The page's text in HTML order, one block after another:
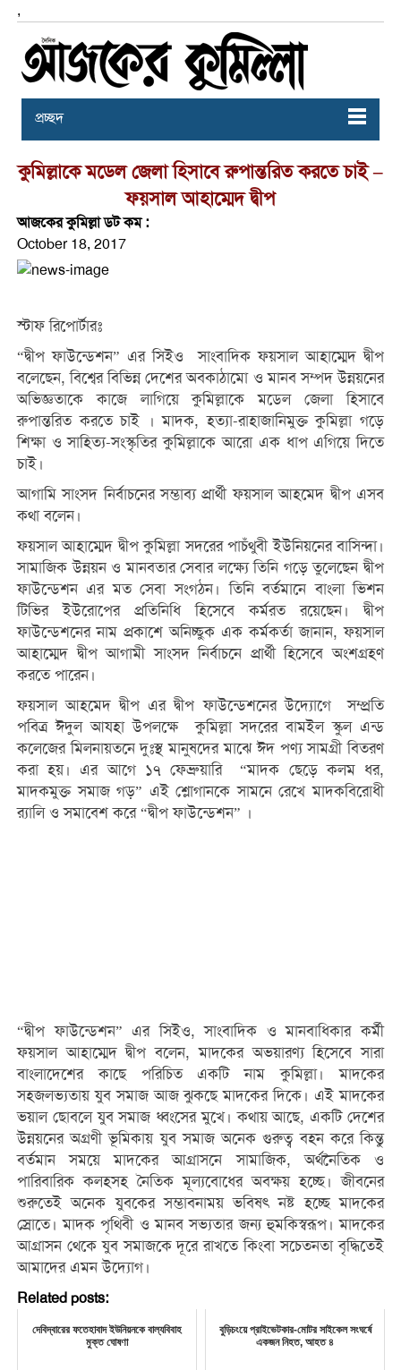
,
প্রচ্ছদ
কুমিল্লাকে মডেল জেলা হিসাবে রুপান্তরিত করতে চাই –
ফয়সাল আহাম্মেদ দ্বীপ
আজকের কুমিল্লা ডট কম :
October 18, 2017
স্টাফ রিপোর্টারঃ
“দ্বীপ ফাউন্ডেশন” এর সিইও সাংবাদিক ফয়সাল আহাম্মেদ দ্বীপ
বলেছেন, বিশ্বের বিভিন্ন দেশের অবকাঠামো ও মানব সম্পদ উন্নয়নের
অভিজ্ঞতাকে কাজে লাগিয়ে কুমিল্লাকে মডেল জেলা হিসাবে
রুপান্তরিত করতে চাই । মাদক, হত্যা-রাহাজানিমুক্ত কুমিল্লা গড়ে
শিক্ষা ও সাহিত্য-সংস্কৃতির কুমিল্লাকে আরো এক ধাপ এগিয়ে দিতে
চাই।
আগামি সাংসদ নির্বাচনের সম্ভাব্য প্রার্থী ফয়সাল আহমেদ দ্বীপ এসব
কথা বলেন।
ফয়সাল আহাম্মেদ দ্বীপ কুমিল্লা সদরের পাচঁথুবী ইউনিয়নের বাসিন্দা।
সামাজিক উন্নয়ন ও মানবতার সেবার লক্ষ্যে তিনি গড়ে তুলেছেন দ্বীপ
ফাউন্ডেশন এর মত সেবা সংগঠন। তিনি বর্তমানে বাংলা ভিশন
টিভির ইউরোপের প্রতিনিধি হিসেবে কর্মরত রয়েছেন। দ্বীপ
ফাউন্ডেশনের নাম প্রকাশে অনিচ্ছুক এক কর্মকর্তা জানান, ফয়সাল
আহাম্মেদ দ্বীপ আগামী সাংসদ নির্বাচনে প্রার্থী হিসেবে অংশগ্রহণ
করতে পারেন।
ফয়সাল আহমেদ দ্বীপ এর দ্বীপ ফাউন্ডেশনের উদ্যোগে সম্প্রতি
পবিত্র ঈদুল আযহা উপলক্ষে কুমিল্লা সদরের বামইল স্কুল এন্ড
কলেজের মিলনায়তনে দুঃস্থ মানুষদের মাঝে ঈদ পণ্য সামগ্রী বিতরণ
করা হয়। এর আগে ১৭ ফেব্রুয়ারি “মাদক ছেড়ে কলম ধর,
মাদকমুক্ত সমাজ গড়” এই শ্লোগানকে সামনে রেখে মাদকবিরোধী
র‌্যালি ও সমাবেশ করে “দ্বীপ ফাউন্ডেশন” ।
“দ্বীপ ফাউন্ডেশন” এর সিইও, সাংবাদিক ও মানবাধিকার কর্মী
ফয়সাল আহাম্মেদ দ্বীপ বলেন, মাদকের অভয়ারণ্য হিসেবে সারা
বাংলাদেশের কাছে পরিচিত একটি নাম কুমিল্লা। মাদকের
সহজলভ্যতায় যুব সমাজ আজ ঝুকছে মাদকের দিকে। এই মাদকের
ভয়াল ছোবলে যুব সমাজ ধ্বংসের মুখে। কথায় আছে, একটি দেশের
উন্নয়নের অগ্রণী ভূমিকায় যুব সমাজ অনেক গুরুত্ব বহন করে কিন্তু
বর্তমান সময়ে মাদকের আগ্রাসনে সামাজিক, অর্থনৈতিক ও
পারিবারিক কলহসহ নৈতিক মূল্যবোধের অবক্ষয় হচ্ছে। জীবনের
শুরুতেই অনেক যুবকের সম্ভাবনাময় ভবিষৎ নষ্ট হচ্ছে মাদকের
স্রোতে। মাদক পৃথিবী ও মানব সভ্যতার জন্য হুমকিস্বরূপ। মাদকের
আগ্রাসন থেকে যুব সমাজকে দূরে রাখতে কিংবা সচেতনতা বৃদ্ধিতেই
আমাদের এমন উদ্যোগ।
Related posts:
দেবিদ্বারের ফতেহাবাদ ইউনিয়নকে বাল্যবিবাহ
মুক্ত ঘোষণা
বুড়িচংয়ে প্রাইভেটকার-মোটর সাইকেল সংঘর্ষে
একজন নিহত, আহত ৪